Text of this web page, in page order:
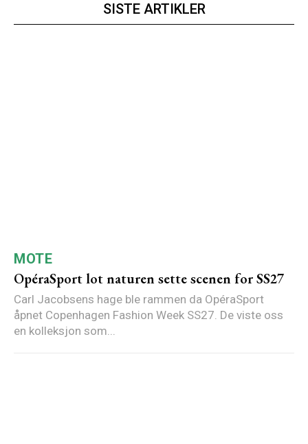
SISTE ARTIKLER
MOTE
OpéraSport lot naturen sette scenen for SS27
Carl Jacobsens hage ble rammen da OpéraSport
åpnet Copenhagen Fashion Week SS27. De viste oss
en kolleksjon som...